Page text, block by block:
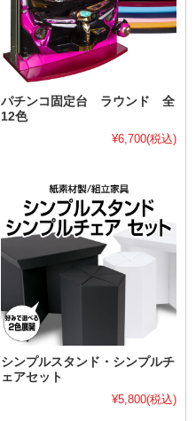
パチンコ固定台 ラウンド 全
12色
¥6,700(税込)
シンプルスタンド・シンプルチ
ェアセット
¥5,800(税込)